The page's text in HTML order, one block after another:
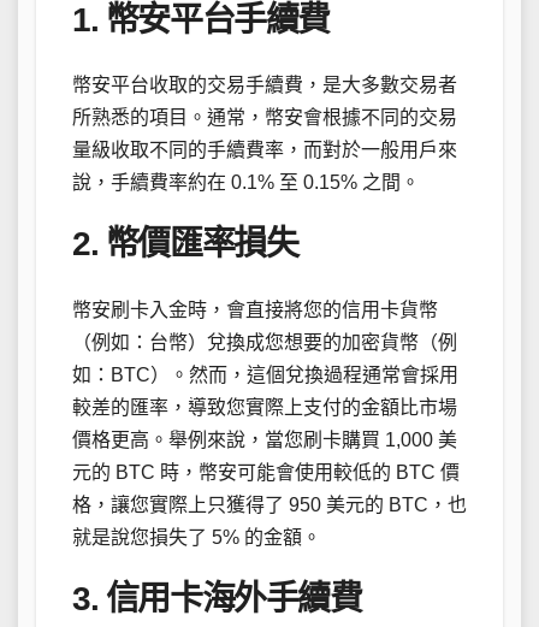
1. 幣安平台手續費
幣安平台收取的交易手續費，是大多數交易者
所熟悉的項目。通常，幣安會根據不同的交易
量級收取不同的手續費率，而對於一般用戶來
說，手續費率約在 0.1% 至 0.15% 之間。
2. 幣價匯率損失
幣安刷卡入金時，會直接將您的信用卡貨幣
（例如：台幣）兌換成您想要的加密貨幣（例
如：BTC）。然而，這個兌換過程通常會採用
較差的匯率，導致您實際上支付的金額比市場
價格更高。舉例來說，當您刷卡購買 1,000 美
元的 BTC 時，幣安可能會使用較低的 BTC 價
格，讓您實際上只獲得了 950 美元的 BTC，也
就是說您損失了 5% 的金額。
3. 信用卡海外手續費